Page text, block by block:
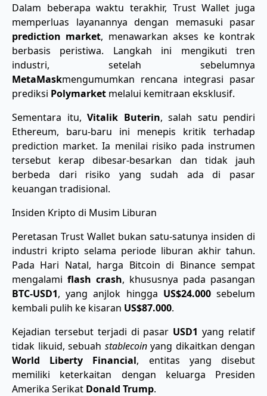
Dalam beberapa waktu terakhir, Trust Wallet juga
memperluas layanannya dengan memasuki pasar
prediction market, menawarkan akses ke kontrak
berbasis peristiwa. Langkah ini mengikuti tren
industri, setelah sebelumnya
MetaMaskmengumumkan rencana integrasi pasar
prediksi Polymarket melalui kemitraan eksklusif.
Sementara itu, Vitalik Buterin, salah satu pendiri
Ethereum, baru-baru ini menepis kritik terhadap
prediction market. Ia menilai risiko pada instrumen
tersebut kerap dibesar-besarkan dan tidak jauh
berbeda dari risiko yang sudah ada di pasar
keuangan tradisional.
Insiden Kripto di Musim Liburan
Peretasan Trust Wallet bukan satu-satunya insiden di
industri kripto selama periode liburan akhir tahun.
Pada Hari Natal, harga Bitcoin di Binance sempat
mengalami flash crash, khususnya pada pasangan
BTC-USD1, yang anjlok hingga US$24.000sebelum
kembali pulih ke kisaran US$87.000.
Kejadian tersebut terjadi di pasar USD1 yang relatif
tidak likuid, sebuah stablecoinyang dikaitkan dengan
World Liberty Financial, entitas yang disebut
memiliki keterkaitan dengan keluarga Presiden
Amerika Serikat Donald Trump.